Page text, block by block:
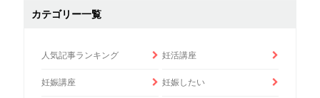
カテゴリー一覧
人気記事ランキング 妊活講座
妊娠講座 妊娠したい